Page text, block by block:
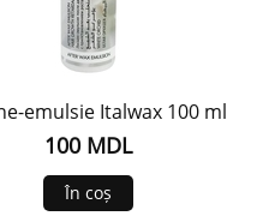
emulsie Italwax 100 ml
100 MDL
În coș